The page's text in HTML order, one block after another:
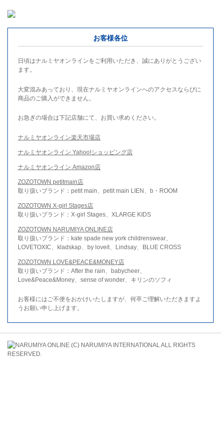
お客様各位
日頃はナルミヤオンラインをご利用いただき、誠にありがとうござい
ます。
大変混みあっており、現在ナルミヤオンラインへのアクセスならびに
商品のご購入ができません。
お急ぎの場合は下記店舗にて、お買い求めください。
ナルミヤオンライン楽天市場店
ナルミヤオンライン Yahoo!ショッピング店
ナルミヤオンライン Amazon店
ZOZOTOWN petitmain店
取り扱いブランド：petit main、petit main LIEN、b・ROOM
ZOZOTOWN X-girl Stages店
取り扱いブランド：X-girl Stages、XLARGE KIDS
ZOZOTOWN NARUMIYA ONLINE店
取り扱いブランド：kate spade new york childrenswear、
LOVETOXIC、kladskap、by loveit、Lindsay、BLUE CROSS
ZOZOTOWN LOVE&PEACE&MONEY店
取り扱いブランド：After the rain、babycheer、
Love&Peace&Money、sense of wonder、キリンのソフィ
お客様にはご不便をおかけいたしますが、何卒ご理解いただきますよ
うお願い申し上げます。